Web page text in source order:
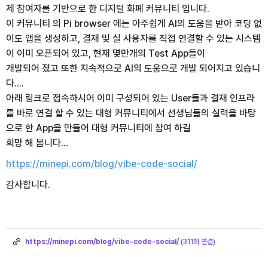
제 참여자를 기반으로 한 디지털 화폐 커뮤니티 입니다.
이 커뮤니티 의 Pi browser 에는 아주쉽게 AI의 도움을 받아 코딩 없
이도 앱을 생성하고, 결재 및 실 사용자를 직접 연결할 수 있는 시스템
이 이미 오픈되어 있고, 현재 몇만개의 Test App들이
개발되어 졌고 또한 지속적으로 AI의 도움으로 개발 되어지고 있습니
다....
아래 링크로 접속하시어 이미 구성되어 있는 User들과 결재 인프라
를 바로 연결 할 수 있는 대형 커뮤니티에서 선생님들의 실력을 바탕
으로 한 App을 만들어 대형 커뮤니티에 참여 하길
희망 해 봅니다...
https://minepi.com/blog/vibe-code-social/
감사합니다.
링
크
https://minepi.com/blog/vibe-code-social/ (311회 연결)